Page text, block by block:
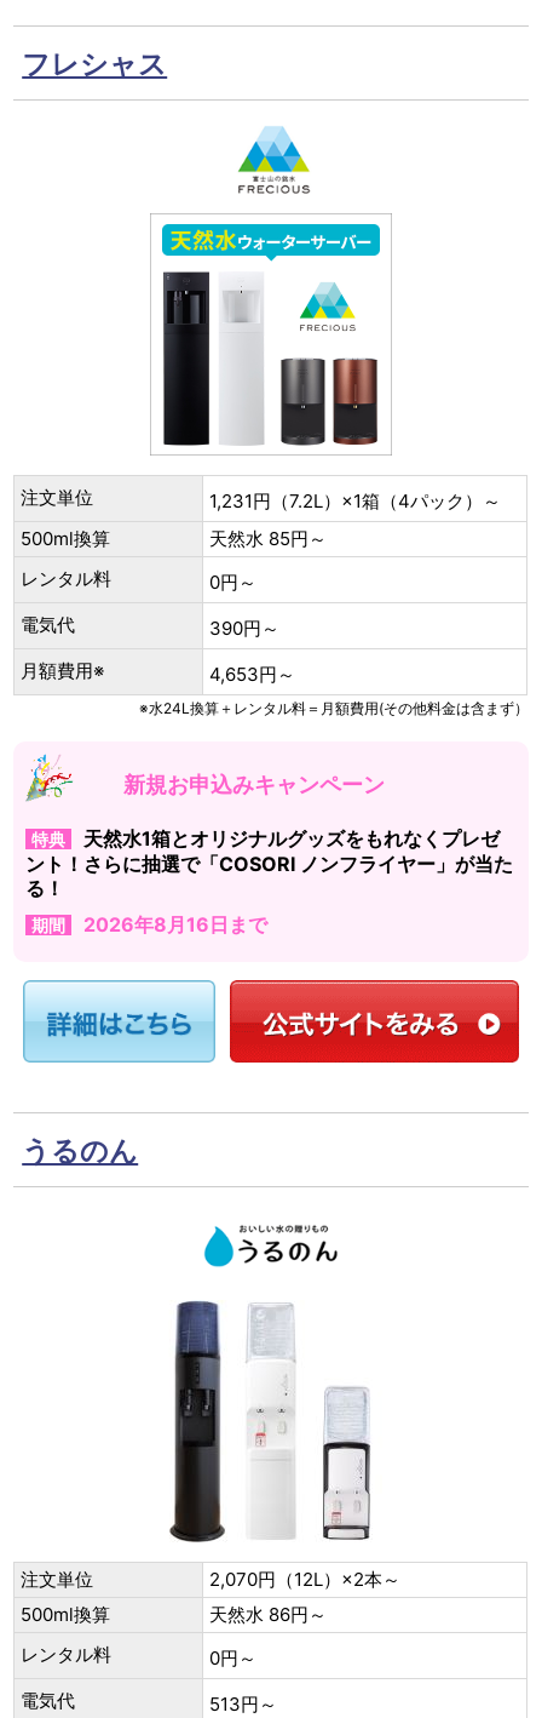
フレシャス
注文単位
1,231円（7.2L）×1箱（4パック）～
500ml換算
天然水 85円～
レンタル料
0円～
電気代
390円～
月額費用※
4,653円～
※水24L換算＋レンタル料＝月額費用(その他料金は含まず）
新規お申込みキャンペーン
特典
天然水1箱とオリジナルグッズをもれなくプレゼ
ント！さらに抽選で「COSORI ノンフライヤー」が当た
る！
期間 2026年8月16日まで
うるのん
注文単位
2,070円（12L）×2本～
500ml換算
天然水 86円～
レンタル料
0円～
電気代
513円～